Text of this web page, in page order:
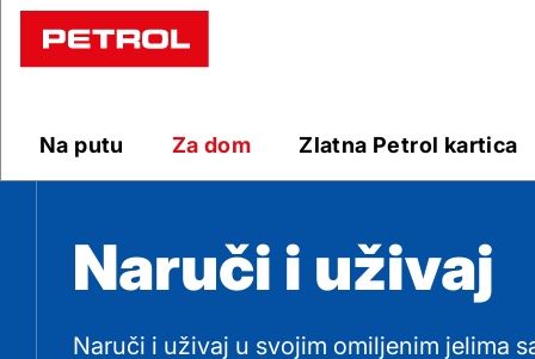
Naruci
uzivaj
Na putu Za dom Zlatna Petrol kartica
Naruči i uživaj
Naruči i uživaj u svojim omiljenim jelima